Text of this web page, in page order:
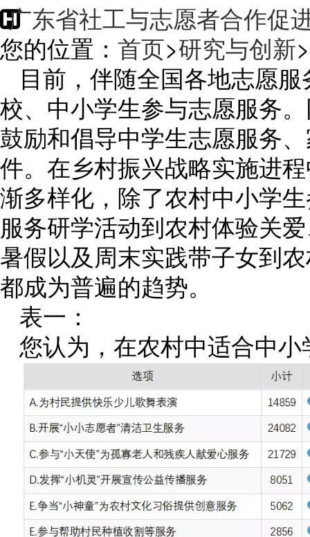
广东省社工与志愿者合作促
您的位置： 首页>研究与创新>
目前，伴随全国各地志愿
校、中小学生参与志愿服务
鼓励和倡导中学生志愿服务
件。在乡村振兴战略实施进
渐多样化，除了农村中小学
服务研学活动到农村体验关
暑假以及周末实践带子女到
都成为普遍的趋势。
表一：
您认为，在农村中适合中